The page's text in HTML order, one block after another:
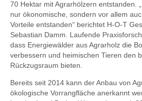
70 Hektar mit Agrarhölzern entstanden.
nur ökonomische, sondern vor allem
Vorteile entstanden“ berichtet H-O-T
Sebastian Damm. Laufende
dass Energiewälder aus Agrarholz die
verbessern und heimischen Tieren den
Rückzugsraum bieten.
Bereits seit 2014 kann der Anbau von
ökologische Vorrangfläche anerkannt